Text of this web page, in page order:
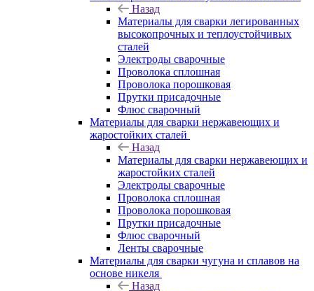
Назад
Материалы для сварки легированных
высокопрочных и теплоустойчивых
сталей
Электроды сварочные
Проволока сплошная
Проволока порошковая
Прутки присадочные
Флюс сварочный
Материалы для сварки нержавеющих и
жаростойких сталей
Назад
Материалы для сварки нержавеющих и
жаростойких сталей
Электроды сварочные
Проволока сплошная
Проволока порошковая
Прутки присадочные
Флюс сварочный
Ленты сварочные
Материалы для сварки чугуна и сплавов на
основе никеля
Назад